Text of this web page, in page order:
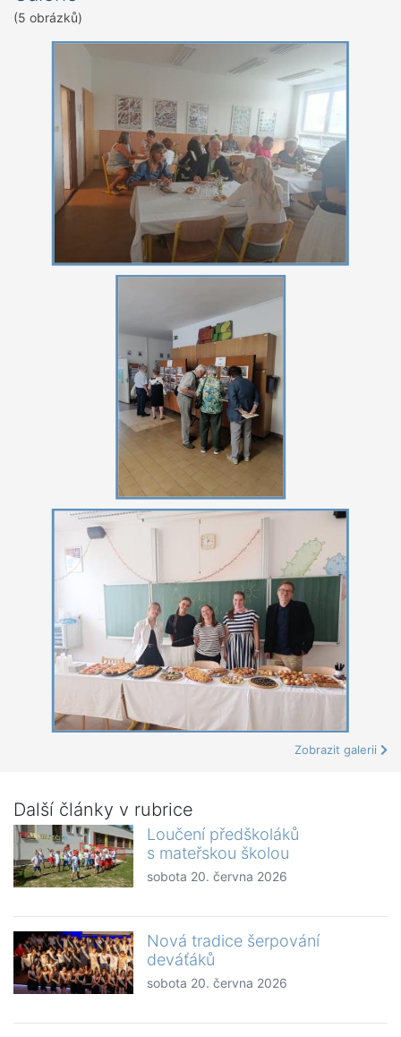
(5 obrázků)
Zobrazit galerii
Další články v rubrice
Loučení předškoláků
s mateřskou školou
sobota 20. června 2026
Nová tradice šerpování
deváťáků
sobota 20. června 2026